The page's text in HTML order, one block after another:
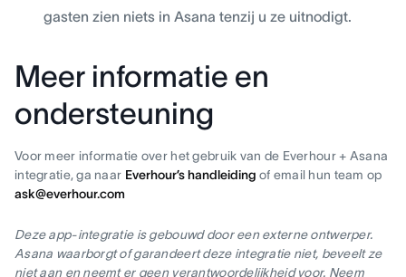
gasten zien niets in Asana tenzij u ze uitnodigt.
Meer informatie en
ondersteuning
Voor meer informatie over het gebruik van de Everhour + Asana
integratie, ga naar Everhour’s handleiding of email hun team op
ask@everhour.com
Deze app-integratie is gebouwd door een externe ontwerper.
Asana waarborgt of garandeert deze integratie niet, beveelt ze
niet aan en neemt er geen verantwoordelijkheid voor. Neem